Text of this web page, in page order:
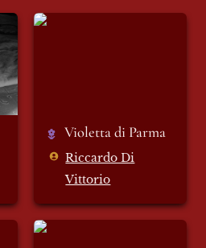
Violetta di Parma
Violetta di Parma
Riccardo Di
Vittorio
Sottopelle